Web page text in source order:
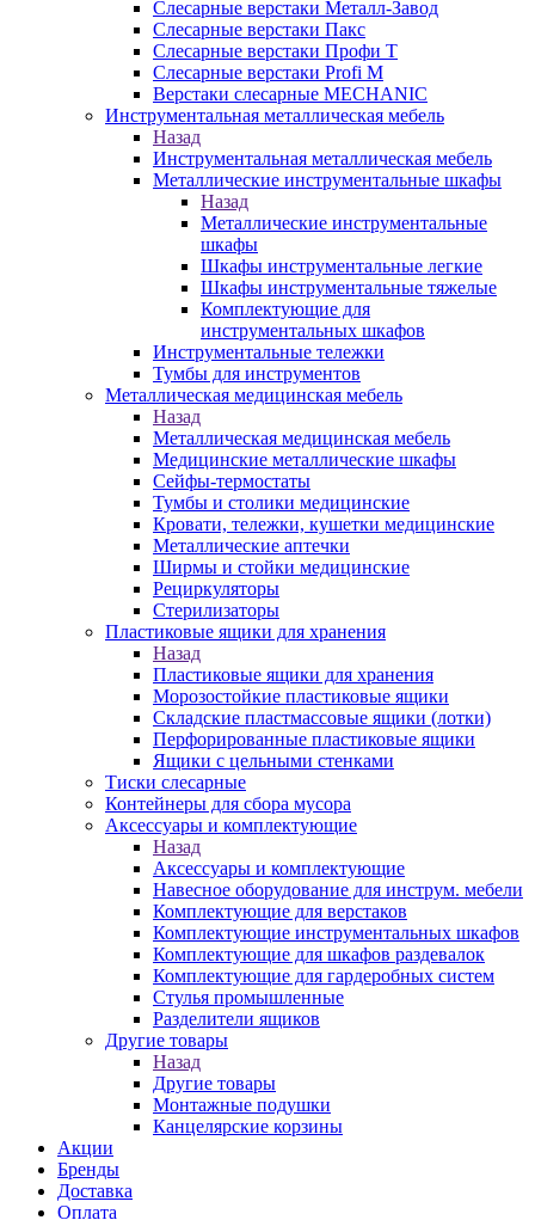
Слесарные верстаки Металл-Завод
Слесарные верстаки Пакс
Слесарные верстаки Профи Т
Слесарные верстаки Profi M
Верстаки слесарные MECHANIC
Инструментальная металлическая мебель
Назад
Инструментальная металлическая мебель
Металлические инструментальные шкафы
Назад
Металлические инструментальные
шкафы
Шкафы инструментальные легкие
Шкафы инструментальные тяжелые
Комплектующие для
инструментальных шкафов
Инструментальные тележки
Тумбы для инструментов
Металлическая медицинская мебель
Назад
Металлическая медицинская мебель
Медицинские металлические шкафы
Сейфы-термостаты
Тумбы и столики медицинские
Кровати, тележки, кушетки медицинские
Металлические аптечки
Ширмы и стойки медицинские
Рециркуляторы
Стерилизаторы
Пластиковые ящики для хранения
Назад
Пластиковые ящики для хранения
Морозостойкие пластиковые ящики
Складские пластмассовые ящики (лотки)
Перфорированные пластиковые ящики
Ящики с цельными стенками
Тиски слесарные
Контейнеры для сбора мусора
Аксессуары и комплектующие
Назад
Аксессуары и комплектующие
Навесное оборудование для инструм. мебели
Комплектующие для верстаков
Комплектующие инструментальных шкафов
Комплектующие для шкафов раздевалок
Комплектующие для гардеробных систем
Стулья промышленные
Разделители ящиков
Другие товары
Назад
Другие товары
Монтажные подушки
Канцелярские корзины
Акции
Бренды
Доставка
Оплата